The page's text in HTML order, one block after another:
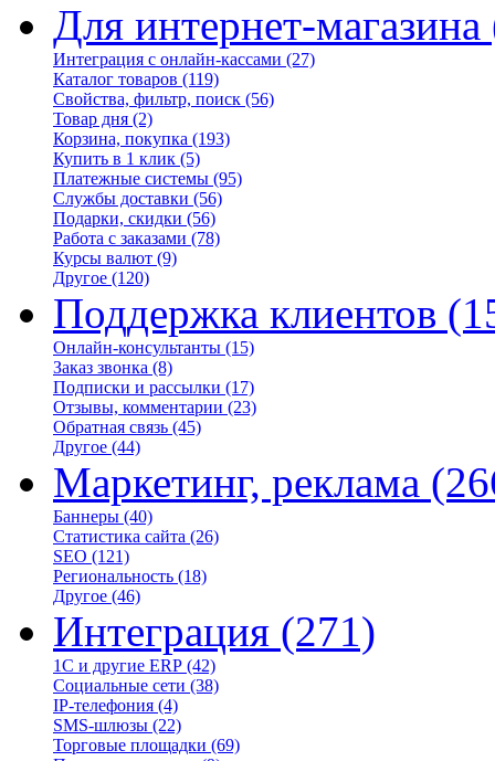
Для интернет-магазина
Интеграция с онлайн-кассами (27)
Каталог товаров (119)
Свойства, фильтр, поиск (56)
Товар дня (2)
Корзина, покупка (193)
Купить в 1 клик (5)
Платежные системы (95)
Службы доставки (56)
Подарки, скидки (56)
Работа с заказами (78)
Курсы валют (9)
Другое (120)
Поддержка клиентов
Онлайн-консультанты (15)
Заказ звонка (8)
Подписки и рассылки (17)
Отзывы, комментарии (23)
Обратная связь (45)
Другое (44)
Маркетинг, реклама
Баннеры (40)
Статистика сайта (26)
SEO (121)
Региональность (18)
Другое (46)
Интеграция (271)
1С и другие ERP (42)
Социальные сети (38)
IP-телефония (4)
SMS-шлюзы (22)
Торговые площадки (69)